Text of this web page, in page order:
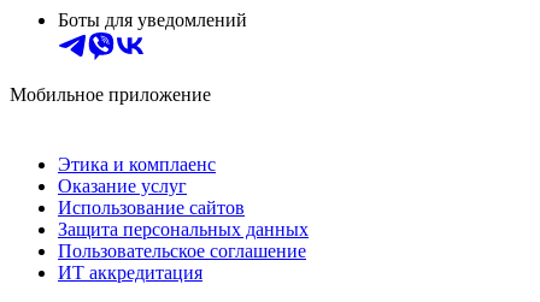
Боты для уведомлений
Мобильное приложение
Этика и комплаенс
Оказание услуг
Использование сайтов
Защита персональных данных
Пользовательское соглашение
ИТ аккредитация